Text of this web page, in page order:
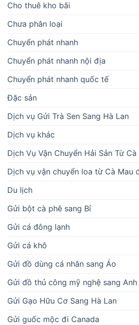
Cho thuê kho bãi
Chưa phân loại
Chuyển phát nhanh
Chuyển phát nhanh nội địa
Chuyển phát nhanh quốc tế
Đặc sản
Dịch vụ Gửi Trà Sen Sang Hà Lan
Dịch vụ khác
Dịch Vụ Vận Chuyển Hải Sản Từ
Dịch vụ vận chuyển loa từ Cà Mau
Du lịch
Gửi bột cà phê sang Bỉ
Gửi cá đông lạnh
Gửi cá khô
Gửi đồ dùng cá nhân sang Áo
Gửi đồ thủ công mỹ nghệ sang Anh
Gửi Gạo Hữu Cơ Sang Hà Lan
Gửi guốc mộc đi Canada